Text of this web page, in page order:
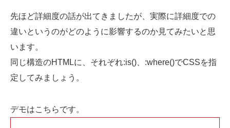
先ほど詳細度の話が出てきましたが、実際に詳細度での
違いというのがどのように影響するのか見てみたいと思
います。
同じ構造のHTMLに、それぞれ:is()、:where()でCSSを指
定してみましょう。
デモはこちらです。